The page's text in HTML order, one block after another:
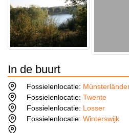
In de buurt
Fossielenlocatie:
Fossielenlocatie:Twente
Fossielenlocatie: Losser
Fossielenlocatie:Winterswijk